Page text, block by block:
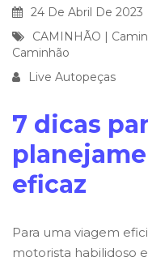
24 De Abril De 2023
CAMINHÃO |
Caminhão
Live Autopeças
7 dicas
eficaz
Para uma viagem
motorista habilidoso